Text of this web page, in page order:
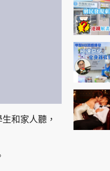
和家人聽，